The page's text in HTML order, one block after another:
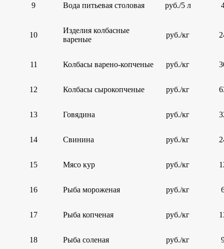
9 Вода питьевая столовая руб./5 л
10
Изделия колбасные
вареные
руб./кг
11 Колбасы варено-копченые руб./кг
12 Колбасы сырокопченые руб./кг
13 Говядина руб./кг
14 Свинина руб./кг
15 Мясо кур руб./кг
16 Рыба мороженая руб./кг
17 Рыба копченая руб./кг
18 Рыба соленая руб./кг